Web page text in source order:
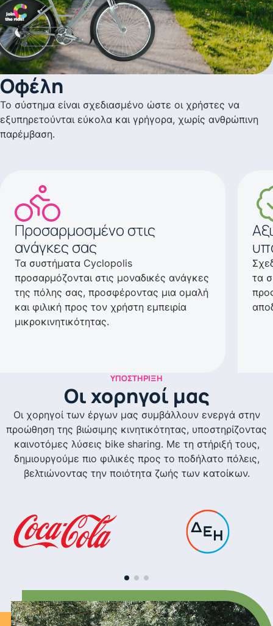
Οφέλη
Το σύστημα είναι σχεδιασμένο ώστε οι χρήστες να
εξυπηρετούνται εύκολα και γρήγορα, χωρίς ανθρώπινη
παρέμβαση.
Προσαρμοσμένο στις
ανάγκες σας
Τα συστήματα Cyclopolis
προσαρμόζονται στις μοναδικές ανάγκες
της πόλης σας, προσφέροντας μια ομαλή
και φιλική προς τον χρήστη εμπειρία
μικροκινητικότητας.
τα
ΥΠΟΣΤΉΡΙΞΗ
Οι χορηγοί μας
Οι χορηγοί των έργων μας συμβάλλουν ενεργά στην
προώθηση της βιώσιμης κινητικότητας, υποστηρίζοντας
καινοτόμες λύσεις bike sharing. Με τη στήριξή τους,
δημιουργούμε πιο φιλικές προς το ποδήλατο πόλεις,
βελτιώνοντας την ποιότητα ζωής των κατοίκων.